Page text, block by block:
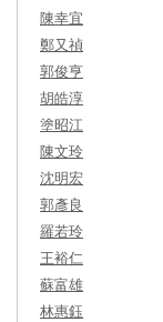
陳幸宜
鄭又禎
郭俊亨
胡皓淳
塗昭江
陳文玲
沈明宏
郭彥良
羅若玲
王裕仁
蘇富雄
林惠鈺